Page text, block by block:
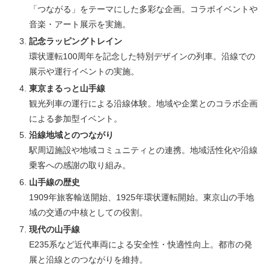
「つながる」をテーマにした多彩な企画。コラボイベントや
音楽・アート展示を実施。
記念ラッピングトレイン
環状運転100周年を記念した特別デザインの列車。沿線での
展示や運行イベントの実施。
東京まるっと山手線
観光列車の運行による沿線体験。地域や企業とのコラボ企画
による参加型イベント。
沿線地域とのつながり
駅周辺施設や地域コミュニティとの連携。地域活性化や沿線
乗客への感謝の取り組み。
山手線の歴史
1909年旅客輸送開始、1925年環状運転開始。東京山の手地
域の交通の中核としての役割。
現代の山手線
E235系など近代車両による安全性・快適性向上。都市の発
展と沿線とのつながりを維持。